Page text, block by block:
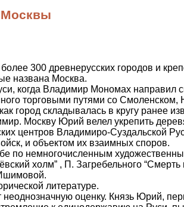
Москвы
300 древнерусских городов и
названа Москва.
когда Владимир Мономах направил
торговыми путями со
город складывалась в кругу ранее
Москву Юрий велел укрепить
центров Владимиро-Суздальской
и объектом их взаимных споров.
по немногочисленным
холм” , П. Загребельного “Смерть
литературе.
оценку. Князь Юрий,